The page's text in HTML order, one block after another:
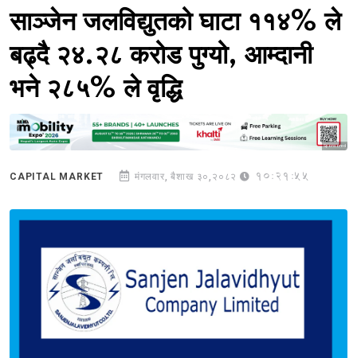
साञ्जेन जलविद्युतको घाटा ११४% ले
बढ्दै २४.२८ करोड पुग्यो, आम्दानी
भने २८५% ले वृद्धि
Sponsored
CAPITAL MARKET मंगलवार, बैशाख ३०,२०८२ 10:21:55